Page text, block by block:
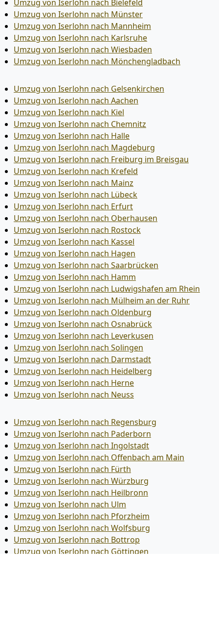
Umzug von Iserlohn nach Bielefeld
Umzug von Iserlohn nach Münster
Umzug von Iserlohn nach Mannheim
Umzug von Iserlohn nach Karlsruhe
Umzug von Iserlohn nach Wiesbaden
Umzug von Iserlohn nach Mönchen­gladbach
Umzug von Iserlohn nach Gelsenkirchen
Umzug von Iserlohn nach Aachen
Umzug von Iserlohn nach Kiel
Umzug von Iserlohn nach Chemnitz
Umzug von Iserlohn nach Halle
Umzug von Iserlohn nach Magdeburg
Umzug von Iserlohn nach Freiburg im Breisgau
Umzug von Iserlohn nach Krefeld
Umzug von Iserlohn nach Mainz
Umzug von Iserlohn nach Lübeck
Umzug von Iserlohn nach Erfurt
Umzug von Iserlohn nach Oberhausen
Umzug von Iserlohn nach Rostock
Umzug von Iserlohn nach Kassel
Umzug von Iserlohn nach Hagen
Umzug von Iserlohn nach Saarbrücken
Umzug von Iserlohn nach Hamm
Umzug von Iserlohn nach Ludwigshafen am Rhein
Umzug von Iserlohn nach Mülheim an der Ruhr
Umzug von Iserlohn nach Oldenburg
Umzug von Iserlohn nach Osnabrück
Umzug von Iserlohn nach Leverkusen
Umzug von Iserlohn nach Solingen
Umzug von Iserlohn nach Darmstadt
Umzug von Iserlohn nach Heidelberg
Umzug von Iserlohn nach Herne
Umzug von Iserlohn nach Neuss
Umzug von Iserlohn nach Regensburg
Umzug von Iserlohn nach Paderborn
Umzug von Iserlohn nach Ingolstadt
Umzug von Iserlohn nach Offenbach am Main
Umzug von Iserlohn nach Fürth
Umzug von Iserlohn nach Würzburg
Umzug von Iserlohn nach Heilbronn
Umzug von Iserlohn nach Ulm
Umzug von Iserlohn nach Pforzheim
Umzug von Iserlohn nach Wolfsburg
Umzug von Iserlohn nach Bottrop
Umzug von Iserlohn nach Göttingen